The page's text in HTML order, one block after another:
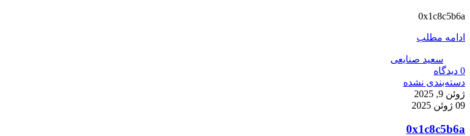
0x1c8c5b6a
ادامه مطلب
سعید صنایعی
0 دیدگاه
دسته‌بندی نشده
ژوئن 9, 2025
09 ژوئن 2025
0x1c8c5b6a